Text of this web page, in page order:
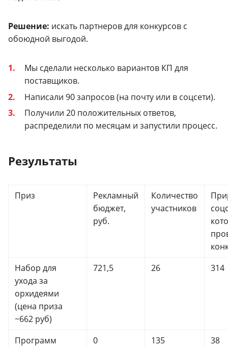
Решение: искать партнеров для конкурсов с
обоюдной выгодой.
Мы сделали несколько вариантов КП для
поставщиков.
Написали 90 запросов (на почту или в соцсети).
Получили 20 положительных ответов,
распределили по месяцам и запустили процесс.
Результаты
Приз
Рекламный
бюджет,
руб.
Количество
участников
Набор для
ухода за
орхидеями
(цена приза
~662 руб)
721,5 26 314
Программ
0 135 38